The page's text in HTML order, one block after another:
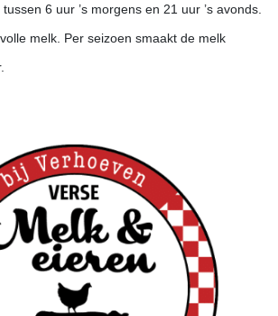
6 uur ’s morgens en 21 uur ’s avonds.
melk. Per seizoen smaakt de melk